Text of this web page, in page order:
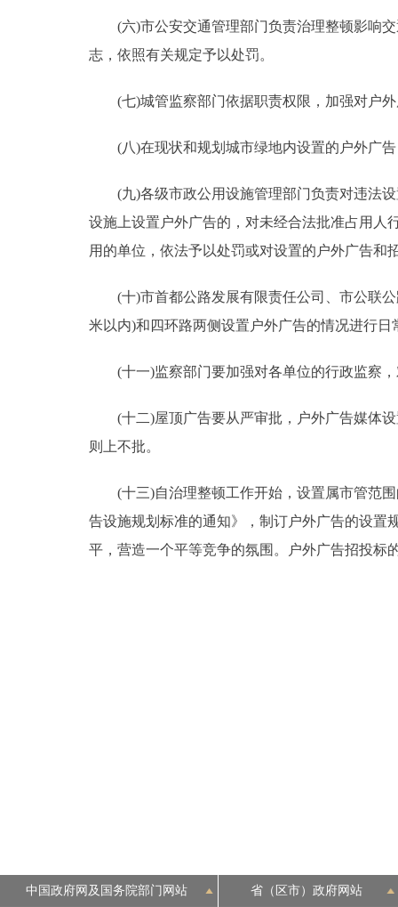
(六)市公安交通管理部门负责治理整顿影响交
志，依照有关规定予以处罚。
(七)城管监察部门依据职责权限，加强对户外
(八)在现状和规划城市绿地内设置的户外广告
(九)各级市政公用设施管理部门负责对违法设
设施上设置户外广告的，对未经合法批准占用人
用的单位，依法予以处罚或对设置的户外广告和
(十)市首都公路发展有限责任公司、市公联公
米以内)和四环路两侧设置户外广告的情况进行日
(十一)监察部门要加强对各单位的行政监察，
(十二)屋顶广告要从严审批，户外广告媒体设
则上不批。
(十三)自治理整顿工作开始，设置属市管范围
告设施规划标准的通知》，制订户外广告的设置
平，营造一个平等竞争的氛围。户外广告招投标
中国政府网及国务院部门网站 省（区市）政府网站